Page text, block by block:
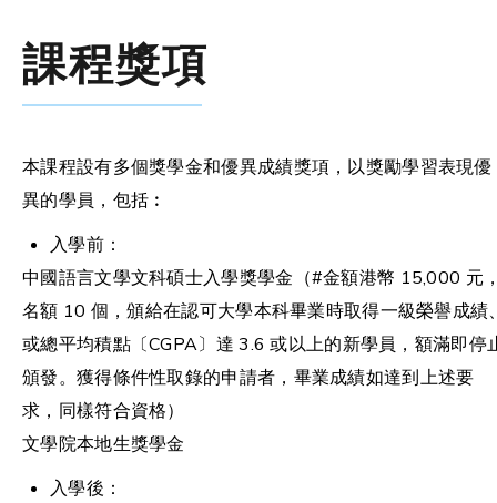
課程獎項
本課程設有多個獎學金和優異成績獎項，以獎勵學習表現優
異的學員，包括︰
入學前：
中國語言文學文科碩士入學獎學金（#金額港幣 15,000 元
名額 10 個，頒給在認可大學本科畢業時取得一級榮譽成績
或總平均積點〔CGPA〕達 3.6 或以上的新學員，額滿即停
頒發。獲得條件性取錄的申請者，畢業成績如達到上述要
求，同樣符合資格）
文學院本地生獎學金
入學後：